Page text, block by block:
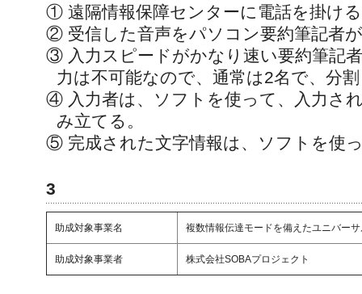
① 遠隔情報保障センターに電話を掛け
② 受信した音声をパソコン要約筆記者
③ 入力スピードがかなり速い要約筆記
力は不可能なので、通常は2名で、分
④ 入力者は、ソフトを使って、入力さ
み立てる。
⑤ 完成された文字情報は、ソフトを使
3
助成対象事業名 複数情報伝達モードを備えたユニバー
助成対象事業者 株式会社SOBAプロジェクト